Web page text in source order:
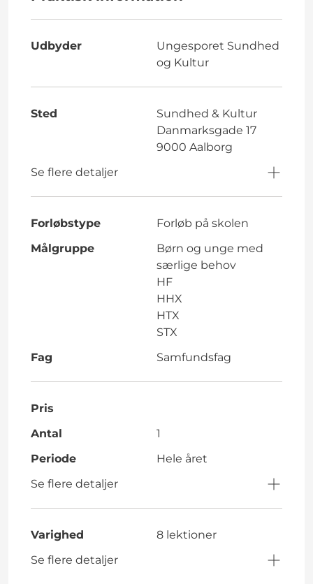
Udbyder
Ungesporet Sundhed
og Kultur
Sted
Sundhed & Kultur
Danmarksgade 17
9000 Aalborg
Se flere detaljer
Forløbstype
Forløb på skolen
Målgruppe
Børn og unge med
særlige behov
HF
HHX
HTX
STX
Fag
Samfundsfag
Pris
Antal
1
Periode
Hele året
Se flere detaljer
Varighed
8 lektioner
Se flere detaljer